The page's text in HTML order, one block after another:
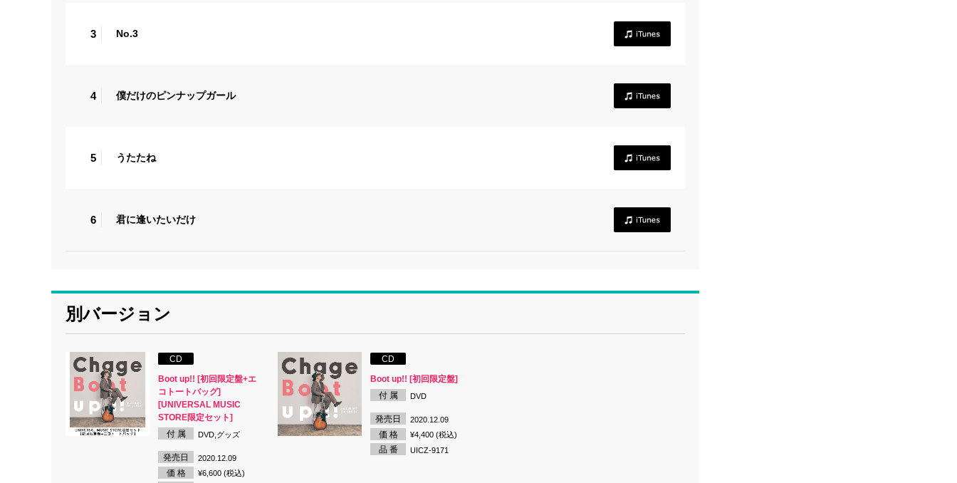
3 No.3
4 僕だけのピンナップガール
5 うたたね
6 君に逢いたいだけ
別バージョン
CD
Boot up!! [初回限定盤+エ
コトートバッグ]
[UNIVERSAL MUSIC
STORE限定セット]
付 属
DVD,グッズ
発売日 2020.12.09
価 格 ¥6,600 (税込)
CD
Boot up!! [初回限定盤]
付 属
DVD
発売日 2020.12.09
価 格 ¥4,400 (税込)
品 番 UICZ-9171